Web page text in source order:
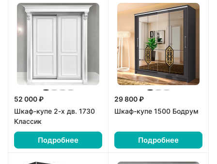
52 000 ₽
Шкаф-купе 2-х дв. 1730
Классик
Подробнее
29 800 ₽
Шкаф-купе 1500 Бодрум
Подробнее